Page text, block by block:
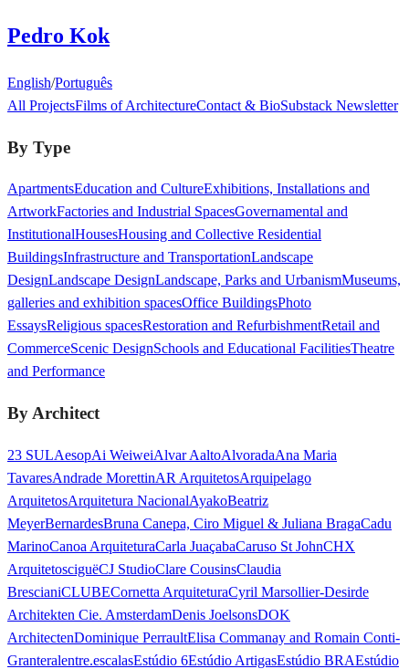
Pedro Kok
English/Português
All ProjectsFilms of ArchitectureContact & BioSubstack Newsletter
By Type
ApartmentsEducation and CultureExhibitions, Installations and
ArtworkFactories and Industrial SpacesGovernamental and
InstitutionalHousesHousing and Collective Residential
BuildingsInfrastructure and TransportationLandscape
DesignLandscape DesignLandscape, Parks and UrbanismMuseums,
galleries and exhibition spacesOffice BuildingsPhoto
EssaysReligious spacesRestoration and RefurbishmentRetail and
CommerceScenic DesignSchools and Educational FacilitiesTheatre
and Performance
By Architect
23 SULAesopAi WeiweiAlvar AaltoAlvoradaAna Maria
TavaresAndrade MorettinAR ArquitetosArquipelago
ArquitetosArquitetura NacionalAyakoBeatriz
MeyerBernardesBruna Canepa, Ciro Miguel & Juliana BragaCadu
MarinoCanoa ArquiteturaCarla JuaçabaCaruso St JohnCHX
ArquitetosciguëCJ StudioClare CousinsClaudia
BrescianiCLUBECornetta ArquiteturaCyril Marsollier-Desirde
Architekten Cie. AmsterdamDenis JoelsonsDOK
ArchitectenDominique PerraultElisa Commanay and Romain Conti-
Granteralentre.escalasEstúdio 6Estúdio ArtigasEstúdio BRAEstúdio